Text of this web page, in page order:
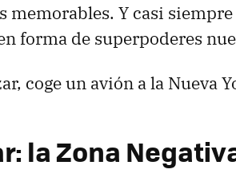
memorables. Y casi
forma de superpoderes
coge un avión a la Nueva
la Zona